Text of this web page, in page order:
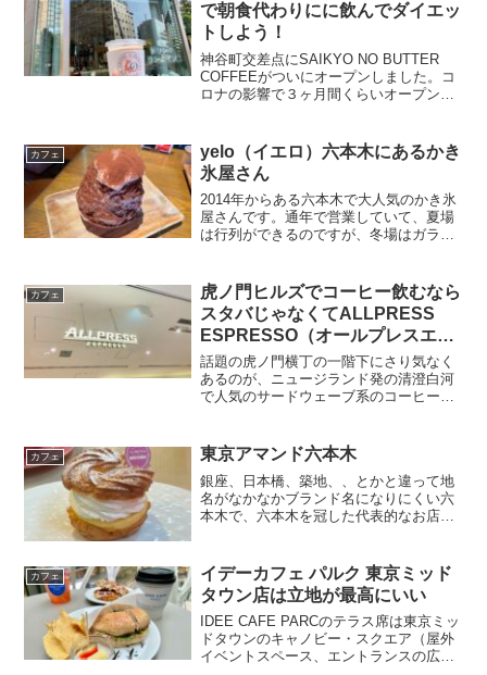
で朝食代わりにに飲んでダイエッ
トしよう！
神谷町交差点にSAIKYO NO BUTTER
COFFEEがついにオープンしました。コ
ロナの影響で３ヶ月間くらいオープンが
町って変わった出店計画ですね笑最強の
バターコ...
カフェ
yelo（イエロ）六本木にあるかき
氷屋さん
2014年からある六本木で大人気のかき氷
屋さんです。通年で営業していて、夏場
は行列ができるのですが、冬場はガラガ
場所にあって、一見かき氷屋さんだとわ
からない外観です。周...
カフェ
虎ノ門ヒルズでコーヒー飲むなら
スタバじゃなくてALLPRESS
ESPRESSO（オールプレスエス
プレッソ）に行こう
話題の虎ノ門横丁の一階下にさり気なく
あるのが、ニュージランド発の清澄白河
で人気のサードウェーブ系のコーヒー
い。コーヒーの味が一番わかる、コール
ドブリューBlack（水出...
カフェ 東京アマンド六本木
銀座、日本橋、築地、、とかと違って地
名がなかなかブランド名になりにくい六
本木で、六本木を冠した代表的なお店、
ぁと思うんですが、正式名称はなんだろ
う？六本木交差点に...
カフェ
イデーカフェ パルク 東京ミッド
タウン店は立地が最高にいい
IDEE CAFE PARCのテラス席は東京ミッ
ドタウンのキャノビー・スクエア（屋外
イベントスペース、エントランスの広場